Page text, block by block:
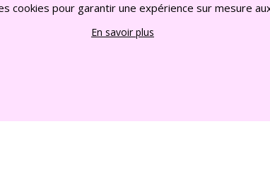
cookies pour garantir une expérience sur mesure
En savoir plus